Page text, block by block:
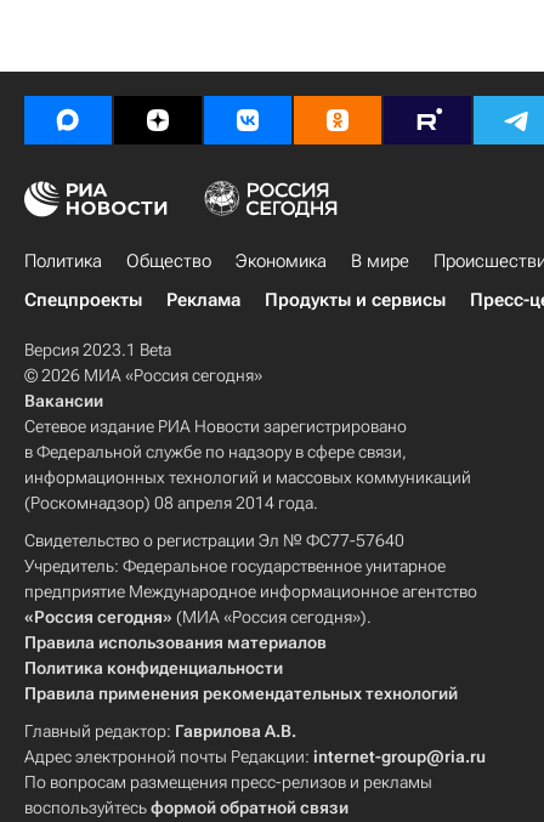
Политика Общество Экономика В мире
Спецпроекты
Реклама Продукты и сервисы Пресс-
Версия 2023.1 Beta
© 2026 МИА «Россия сегодня»
Вакансии
Сетевое издание РИА Новости зарегистрировано
в Федеральной службе по надзору в сфере связи,
информационных технологий и массовых коммуникаций
(Роскомнадзор) 08 апреля 2014 года.
Свидетельство о регистрации Эл № ФС77-57640
Учредитель: Федеральное государственное унитарное
предприятие Международное информационное агентство
«Россия сегодня» (МИА «Россия сегодня»).
Правила использования материалов
Политика конфиденциальности
Правила применения рекомендательных технологий
Главный редактор: Гаврилова А.В.
Адрес электронной почты Редакции: internet-group@ria.ru
По вопросам размещения пресс-релизов и рекламы
воспользуйтесьформой обратной связи